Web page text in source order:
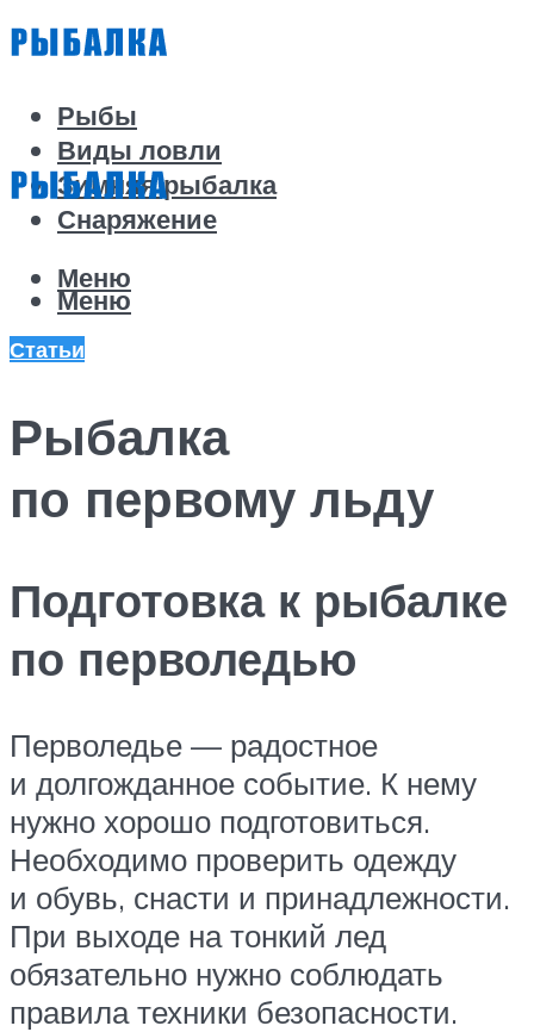
Рыбы
Виды ловли
Зимняя рыбалка
Снаряжение
Меню
Меню
Статьи
Рыбалка
по первому льду
Подготовка к рыбалке
по перволедью
Перволедье — радостное
и долгожданное событие. К нему
нужно хорошо подготовиться.
Необходимо проверить одежду
и обувь, снасти и принадлежности.
При выходе на тонкий лед
обязательно нужно соблюдать
правила техники безопасности.